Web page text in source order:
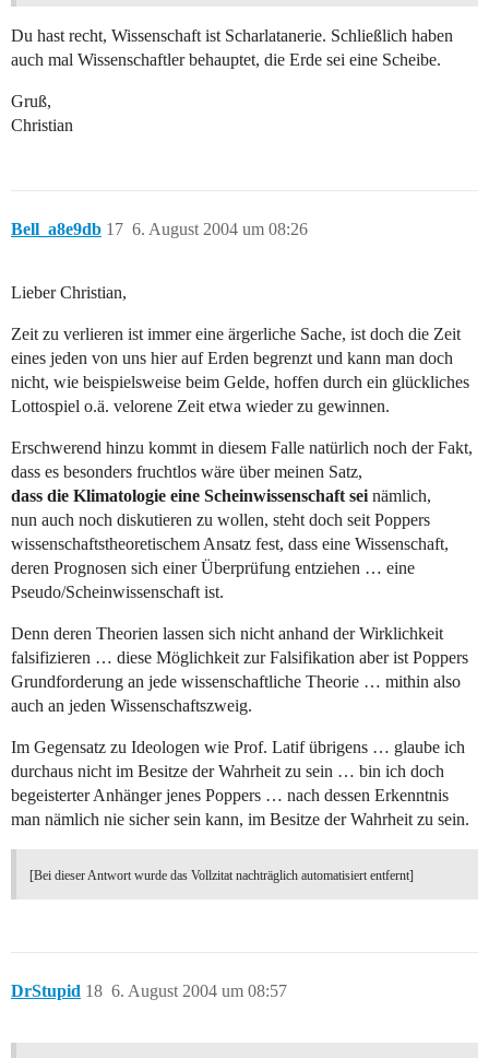
Du hast recht, Wissenschaft ist Scharlatanerie. Schließlich haben
auch mal Wissenschaftler behauptet, die Erde sei eine Scheibe.
Gruß,
Christian
Bell_a8e9db 6. August 2004 um 08:26
17
Lieber Christian,
Zeit zu verlieren ist immer eine ärgerliche Sache, ist doch die Zeit
eines jeden von uns hier auf Erden begrenzt und kann man doch
nicht, wie beispielsweise beim Gelde, hoffen durch ein glückliches
Lottospiel o.ä. velorene Zeit etwa wieder zu gewinnen.
Erschwerend hinzu kommt in diesem Falle natürlich noch der Fakt,
dass es besonders fruchtlos wäre über meinen Satz,
dass die Klimatologie eine Scheinwissenschaft sei nämlich,
nun auch noch diskutieren zu wollen, steht doch seit Poppers
wissenschaftstheoretischem Ansatz fest, dass eine Wissenschaft,
deren Prognosen sich einer Überprüfung entziehen … eine
Pseudo/Scheinwissenschaft ist.
Denn deren Theorien lassen sich nicht anhand der Wirklichkeit
falsifizieren … diese Möglichkeit zur Falsifikation aber ist Poppers
Grundforderung an jede wissenschaftliche Theorie … mithin also
auch an jeden Wissenschaftszweig.
Im Gegensatz zu Ideologen wie Prof. Latif übrigens … glaube ich
durchaus nicht im Besitze der Wahrheit zu sein … bin ich doch
begeisterter Anhänger jenes Poppers … nach dessen Erkenntnis
man nämlich nie sicher sein kann, im Besitze der Wahrheit zu sein.
[Bei dieser Antwort wurde das Vollzitat nachträglich automatisiert entfernt]
DrStupid 6. August 2004 um 08:57
18